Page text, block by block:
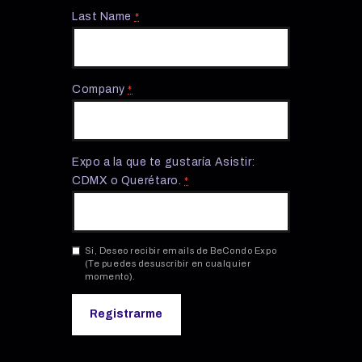
Last Name *
Company*
Expo a la que te gustaría Asistir:
CDMX o Querétaro.*
Si, Deseo recibir emails de BeCondo Expo
(Te puedes desuscribir en cualquier
momento).